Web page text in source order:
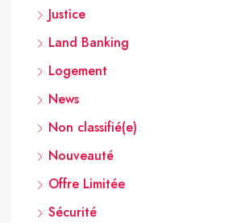
Justice
Land Banking
Logement
News
Non classifié(e)
Nouveauté
Offre Limitée
Sécurité